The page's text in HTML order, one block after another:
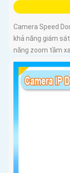
Camera Speed
khả năng giám
năng zoom tầm